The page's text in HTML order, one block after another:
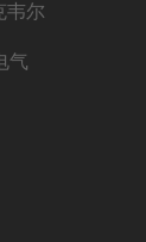
韦尔
气